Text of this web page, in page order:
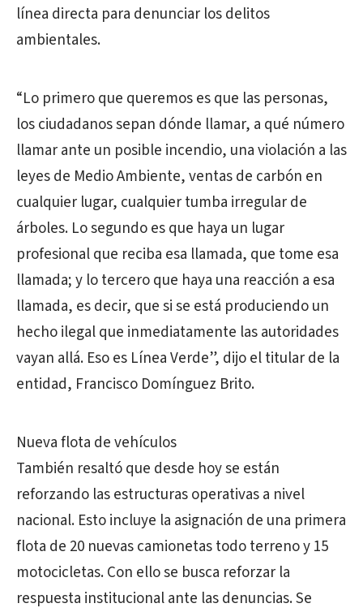
línea directa para denunciar los delitos
ambientales.
“Lo primero que queremos es que las personas,
los ciudadanos sepan dónde llamar, a qué número
llamar ante un posible incendio, una violación a las
leyes de Medio Ambiente, ventas de carbón en
cualquier lugar, cualquier tumba irregular de
árboles. Lo segundo es que haya un lugar
profesional que reciba esa llamada, que tome esa
llamada; y lo tercero que haya una reacción a esa
llamada, es decir, que si se está produciendo un
hecho ilegal que inmediatamente las autoridades
vayan allá. Eso es Línea Verde”, dijo el titular de la
entidad, Francisco Domínguez Brito.
Nueva flota de vehículos
También resaltó que desde hoy se están
reforzando las estructuras operativas a nivel
nacional. Esto incluye la asignación de una primera
flota de 20 nuevas camionetas todo terreno y 15
motocicletas. Con ello se busca reforzar la
respuesta institucional ante las denuncias. Se